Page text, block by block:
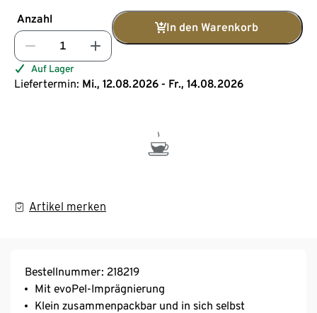
Anzahl
In den Warenkorb
Auf Lager
Liefertermin: Mi., 12.08.2026 - Fr., 14.08.2026
Artikel merken
Bestellnummer: 218219
Mit evoPel-Imprägnierung
Klein zusammenpackbar und in sich selbst